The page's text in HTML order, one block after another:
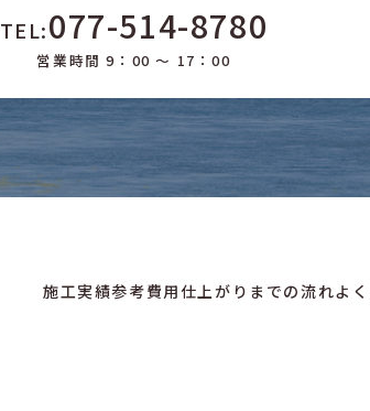
TEL:077-514-8780
営業時間 9：00 ～ 17：00
施工実績参考費用 仕上がりまでの流れよ